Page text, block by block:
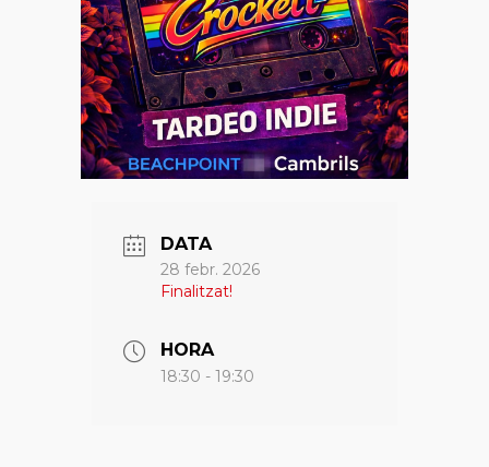
DATA
28 febr. 2026
Finalitzat!
HORA
18:30 - 19:30